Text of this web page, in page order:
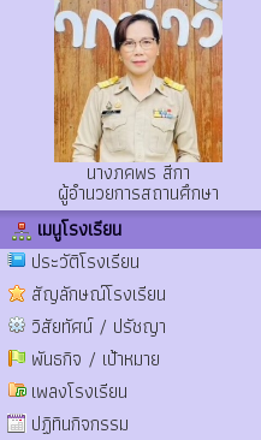
นางภคพร สีกา
ผู้อำนวยการสถานศึกษา
เมนูโรงเรียน
ประวัติโรงเรียน
สัญลักษณ์โรงเรียน
วิสัยทัศน์ / ปรัชญา
พันธกิจ / เป้าหมาย
เพลงโรงเรียน
ปฏิทินกิจกรรม